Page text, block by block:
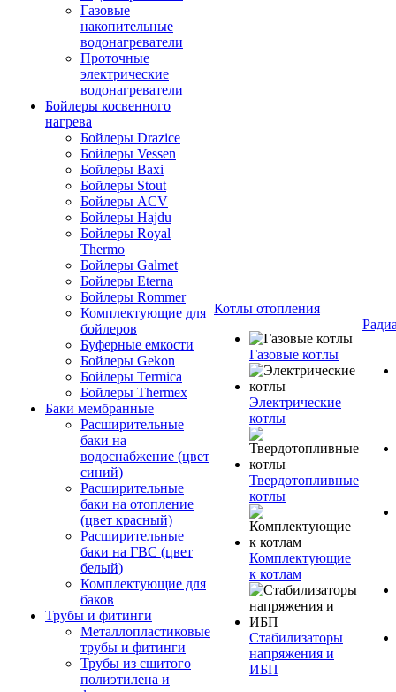
Газовые
накопительные
водонагреватели
Проточные
электрические
водонагреватели
Бойлеры косвенного
нагрева
Бойлеры Drazice
Бойлеры Vessen
Бойлеры Baxi
Бойлеры Stout
Бойлеры ACV
Бойлеры Hajdu
Бойлеры Royal
Thermo
Бойлеры Galmet
Бойлеры Eterna
Бойлеры Rommer
Комплектующие для
бойлеров
Буферные емкости
Бойлеры Gekon
Бойлеры Termica
Бойлеры Thermex
Баки мембранные
Расширительные
баки на
водоснабжение (цвет
синий)
Расширительные
баки на отопление
(цвет красный)
Расширительные
баки на ГВС (цвет
белый)
Комплектующие для
баков
Трубы и фитинги
Металлопластиковые
трубы и фитинги
Трубы из сшитого
полиэтилена и
Котлы отопления
Газовые котлы
Электрические
котлы
Твердотопливные
котлы
Комплектующие
к котлам
Стабилизаторы
напряжения и
ИБП